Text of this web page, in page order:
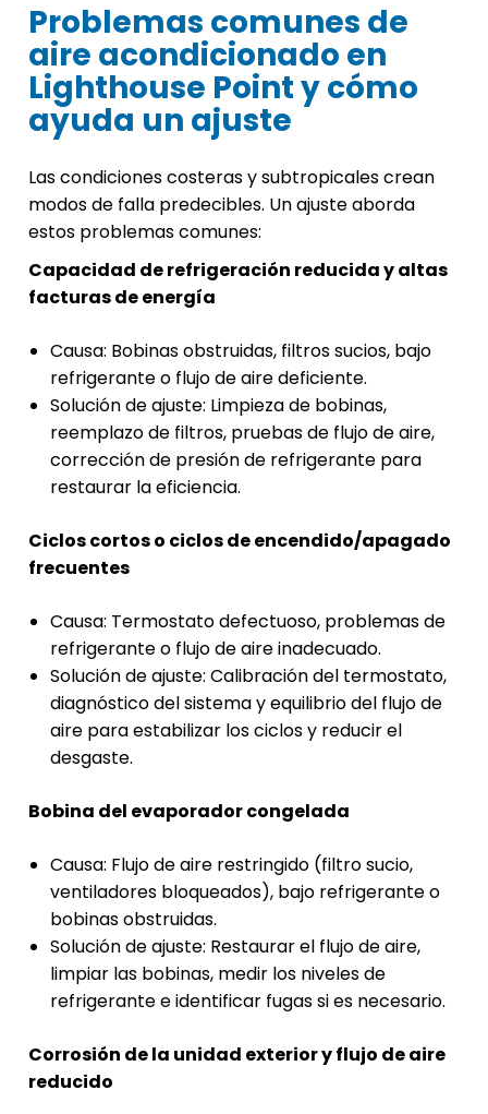
Problemas comunes de
aire acondicionado en
Lighthouse Point y cómo
ayuda un ajuste
Las condiciones costeras y subtropicales crean
modos de falla predecibles. Un ajuste aborda
estos problemas comunes:
Capacidad de refrigeración reducida y altas
facturas de energía
Causa: Bobinas obstruidas, filtros sucios, bajo
refrigerante o flujo de aire deficiente.
Solución de ajuste: Limpieza de bobinas,
reemplazo de filtros, pruebas de flujo de aire,
corrección de presión de refrigerante para
restaurar la eficiencia.
Ciclos cortos o ciclos de encendido/apagado
frecuentes
Causa: Termostato defectuoso, problemas de
refrigerante o flujo de aire inadecuado.
Solución de ajuste: Calibración del termostato,
diagnóstico del sistema y equilibrio del flujo de
aire para estabilizar los ciclos y reducir el
desgaste.
Bobina del evaporador congelada
Causa: Flujo de aire restringido (filtro sucio,
ventiladores bloqueados), bajo refrigerante o
bobinas obstruidas.
Solución de ajuste: Restaurar el flujo de aire,
limpiar las bobinas, medir los niveles de
refrigerante e identificar fugas si es necesario.
Corrosión de la unidad exterior y flujo de aire
reducido